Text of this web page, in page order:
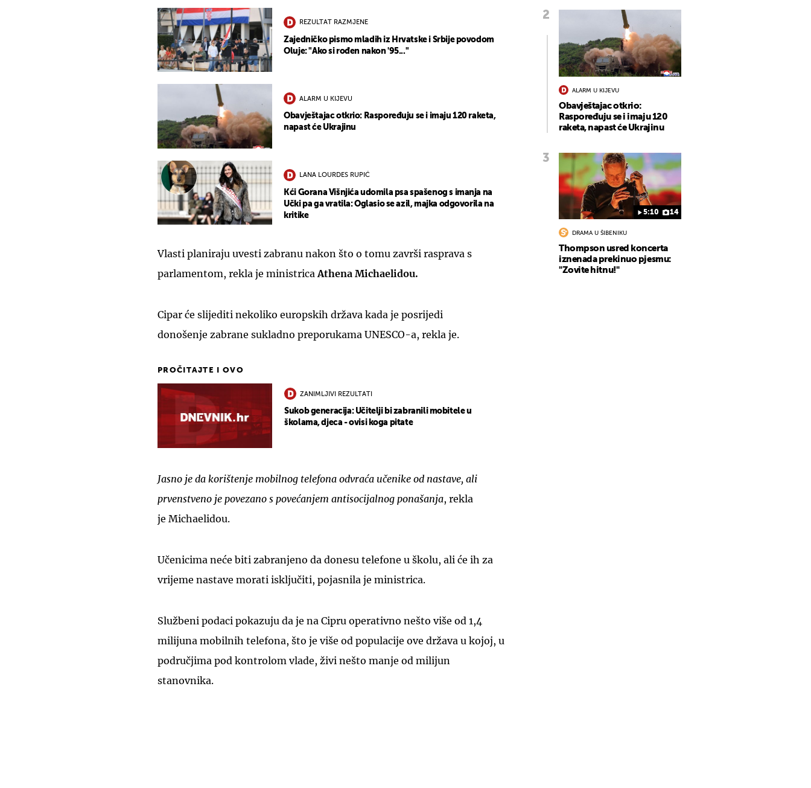
REZULTAT RAZMJENE
Zajedničko pismo mladih iz Hrvatske i Srbije povodom
Oluje: "Ako si rođen nakon '95..."
ALARM U KIJEVU
Obavještajac otkrio: Raspoređuju se i imaju 120 raketa,
napast će Ukrajinu
LANA LOURDES RUPIĆ
Kći Gorana Višnjića udomila psa spašenog s imanja na
Učki pa ga vratila: Oglasio se azil, majka odgovorila na
kritike
Vlasti planiraju uvesti zabranu nakon što o tomu završi rasprava s
parlamentom, rekla je ministricaAthena Michaelidou.
Cipar će slijediti nekoliko europskih država kada je posrijedi
donošenje zabrane sukladno preporukama UNESCO-a, rekla je.
PROČITAJTE I OVO
ZANIMLJIVI REZULTATI
Sukob generacija: Učitelji bi zabranili mobitele u
školama, djeca - ovisi koga pitate
Jasno je da korištenje mobilnog telefona odvraća učenike od nastave, ali
prvenstveno je povezano s povećanjem antisocijalnog ponašanja, rekla
je Michaelidou.
Učenicima neće biti zabranjeno da donesu telefone u školu, ali će ih za
vrijeme nastave morati isključiti, pojasnila je ministrica.
Službeni podaci pokazuju da je na Cipru operativno nešto više od 1,4
milijuna mobilnih telefona, što je više od populacije ove država u kojoj, u
područjima pod kontrolom vlade, živi nešto manje od milijun
stanovnika.
ALARM U KIJEVU
Obavještajac otkrio:
Raspoređuju se i imaju 120
raketa, napast će Ukrajinu
5:10 14
DRAMA U ŠIBENIKU
Thompson usred koncerta
iznenada prekinuo pjesmu:
"Zovite hitnu!"
UKLJUČITE NOTIFIKACIJE